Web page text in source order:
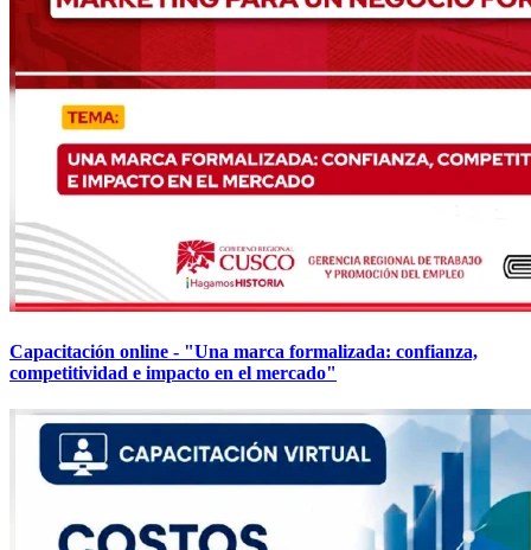
Capacitación online - "Una marca formalizada: confianza,
competitividad e impacto en el mercado"